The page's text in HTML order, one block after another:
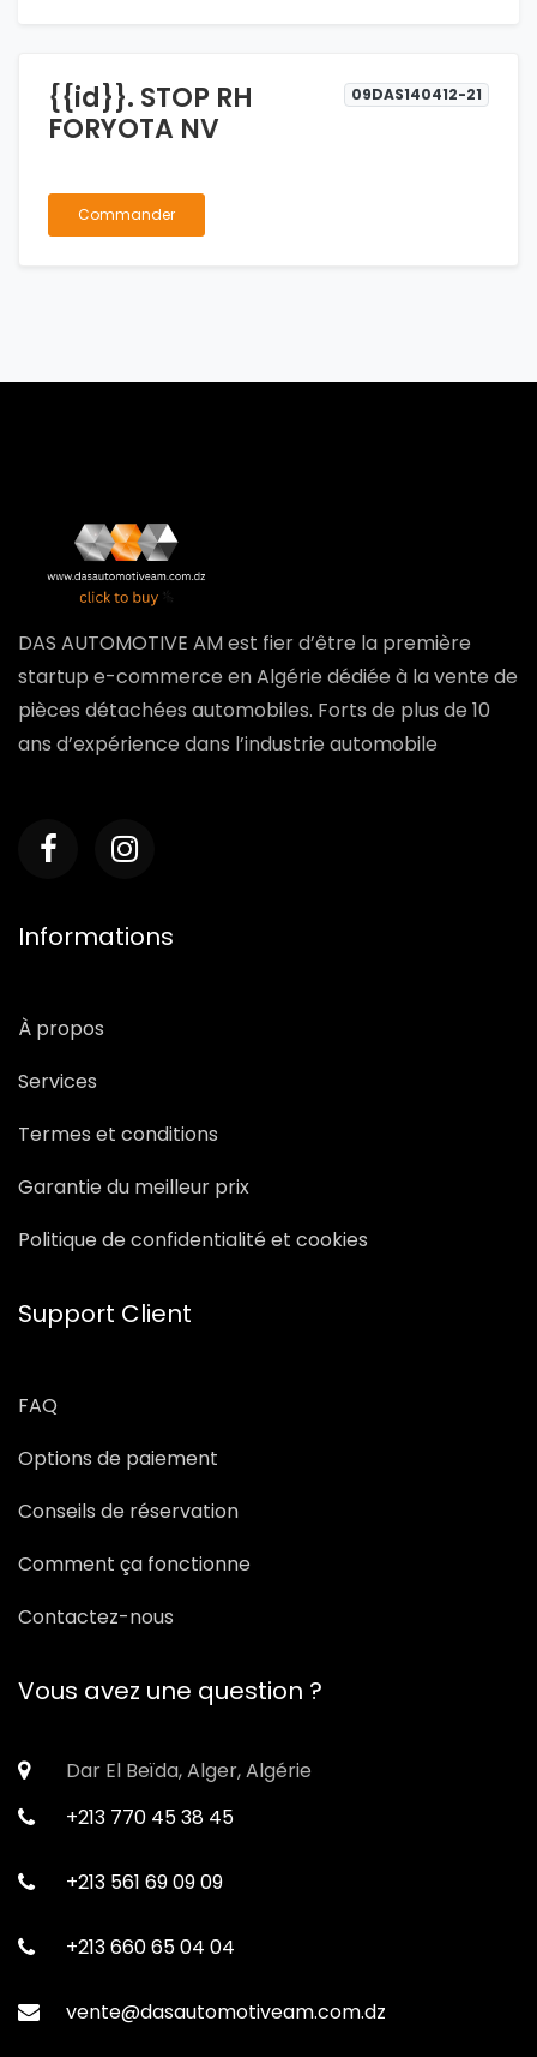
{{id}}. STOP RH
FORYOTA NV
09DAS140412-21
Commander
DAS AUTOMOTIVE AM est fier d’être la première
startup e-commerce en Algérie dédiée à la vente de
pièces détachées automobiles. Forts de plus de 10
ans d’expérience dans l’industrie automobile
Informations
À propos
Services
Termes et conditions
Garantie du meilleur prix
Politique de confidentialité et cookies
Support Client
FAQ
Options de paiement
Conseils de réservation
Comment ça fonctionne
Contactez-nous
Vous avez une question ?
Dar El Beïda, Alger, Algérie
+213 770 45 38 45
+213 561 69 09 09
+213 660 65 04 04
vente@dasautomotiveam.com.dz